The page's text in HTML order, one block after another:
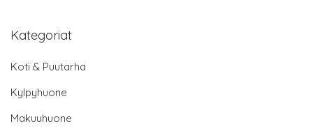
Kategoriat
Koti & Puutarha
Kylpyhuone
Makuuhuone